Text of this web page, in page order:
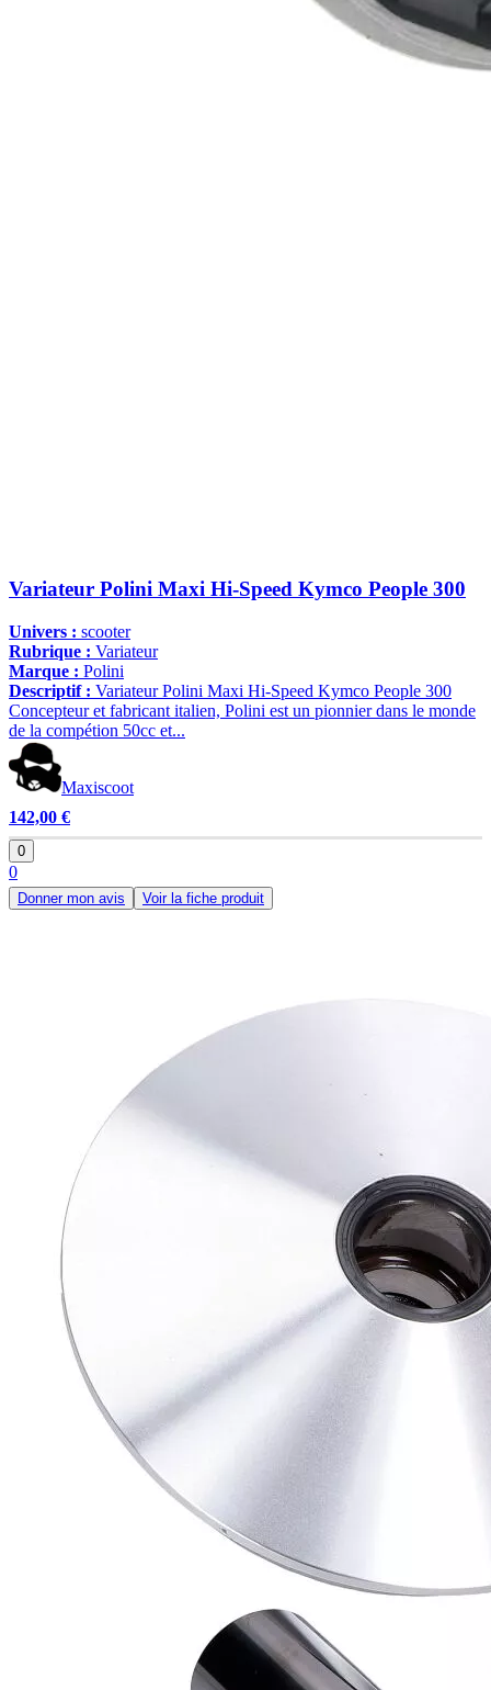
Variateur Polini Maxi Hi-Speed Kymco People 300
Univers : scooter
Rubrique : Variateur
Marque : Polini
Descriptif : Variateur Polini Maxi Hi-Speed Kymco People 300
Concepteur et fabricant italien, Polini est un pionnier dans le monde
de la compétion 50cc et...
Maxiscoot
142,00 €
0
0
Donner mon avis Voir la fiche produit